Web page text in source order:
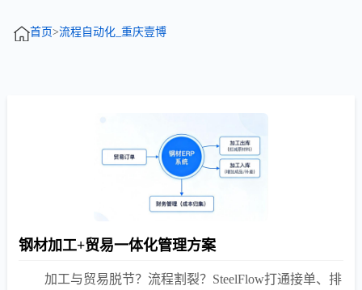
首页>流程自动化_重庆壹博
钢材加工+贸易一体化管理方案
加工与贸易脱节？流程割裂？SteelFlow打通接单、排